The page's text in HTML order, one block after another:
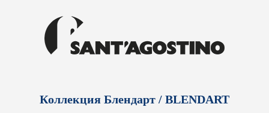
Коллекция Блендарт / BLENDART